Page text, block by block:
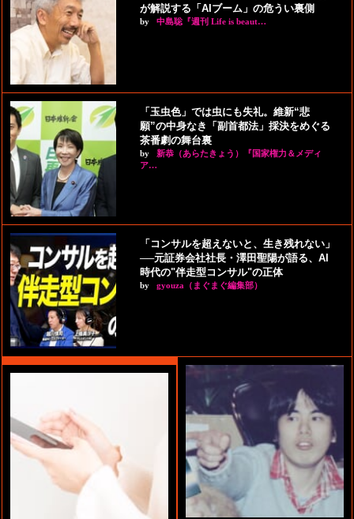
が解説する「AIブーム」の危うい裏側
by 中島聡『週刊 Life is beaut…
「玉虫色」では虫にも失礼。維新“悲
願”の中身なき「副首都法」採決をめぐる
茶番劇の舞台裏
by
新恭（あらたきょう）『国家権力＆メディ
ア…
「コンサルを超えないと、生き残れない」
──元証券会社社長・澤田聖陽が語る、AI
時代の"伴走型コンサル"の正体
by gyouza（まぐまぐ編集部）